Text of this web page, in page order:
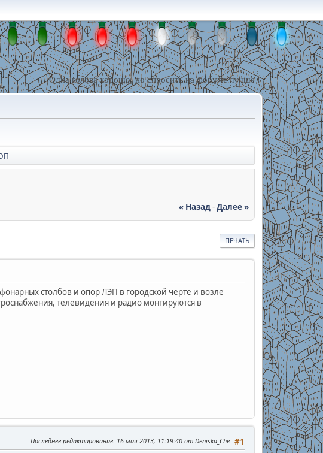
Одна голова хорошо, но спросить на форуме лучше !
« Назад-Далее »
ПЕЧАТЬ
столбов и опор ЛЭП в городской черте и возле
телевидения и радио монтируются в
#1
Последнее редактирование: 16 мая 2013, 11:19:40 от Deniska_Che